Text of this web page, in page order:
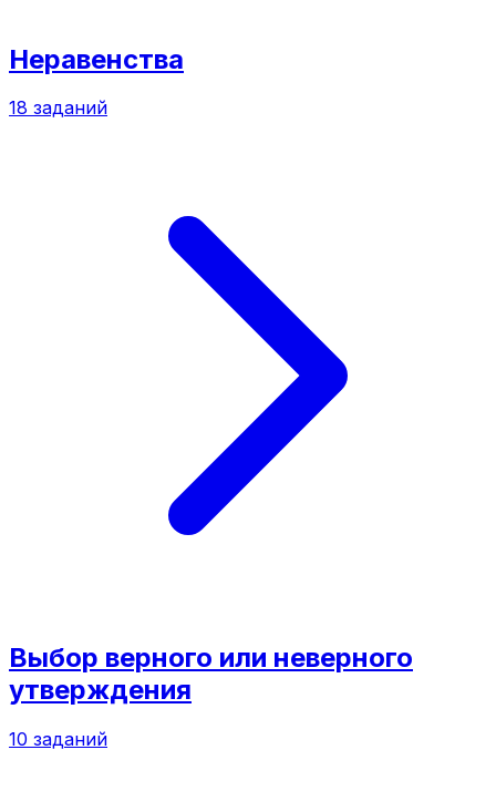
Неравенства
18 заданий
Выбор верного или неверного
утверждения
10 заданий